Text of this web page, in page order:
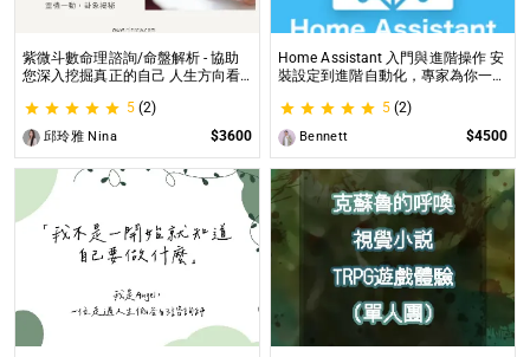
紫微斗數命理諮詢/命盤解析 - 協助
您深入挖掘真正的自己 人生方向看
璀璨一生
5 (2)
邱玲雅 Nina $3600
Home Assistant 入門與進階操作 安
裝設定到進階自動化，專家為你一對
5 (2)
Bennett $4500